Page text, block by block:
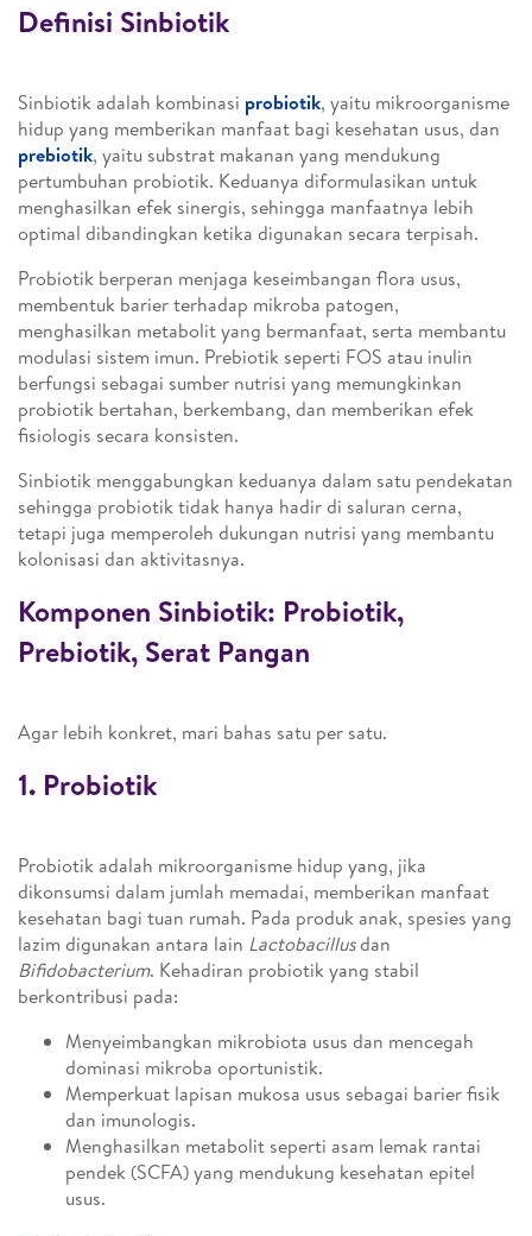
Definisi Sinbiotik
Sinbiotik adalah kombinasi probiotik, yaitu mikroorganisme
hidup yang memberikan manfaat bagi kesehatan usus, dan
prebiotik, yaitu substrat makanan yang mendukung
pertumbuhan probiotik. Keduanya diformulasikan untuk
menghasilkan efek sinergis, sehingga manfaatnya lebih
optimal dibandingkan ketika digunakan secara terpisah.
Probiotik berperan menjaga keseimbangan flora usus,
membentuk barier terhadap mikroba patogen,
menghasilkan metabolit yang bermanfaat, serta membantu
modulasi sistem imun. Prebiotik seperti FOS atau inulin
berfungsi sebagai sumber nutrisi yang memungkinkan
probiotik bertahan, berkembang, dan memberikan efek
fisiologis secara konsisten.
Sinbiotik menggabungkan keduanya dalam satu pendekatan
sehingga probiotik tidak hanya hadir di saluran cerna,
tetapi juga memperoleh dukungan nutrisi yang membantu
kolonisasi dan aktivitasnya.
Komponen Sinbiotik: Probiotik,
Prebiotik, Serat Pangan
Agar lebih konkret, mari bahas satu per satu.
1. Probiotik
Probiotik adalah mikroorganisme hidup yang, jika
dikonsumsi dalam jumlah memadai, memberikan manfaat
kesehatan bagi tuan rumah. Pada produk anak, spesies yang
lazim digunakan antara lain Lactobacillusdan
Bifidobacterium. Kehadiran probiotik yang stabil
berkontribusi pada:
Menyeimbangkan mikrobiota usus dan mencegah
dominasi mikroba oportunistik.
Memperkuat lapisan mukosa usus sebagai barier fisik
dan imunologis.
Menghasilkan metabolit seperti asam lemak rantai
pendek (SCFA) yang mendukung kesehatan epitel
usus.